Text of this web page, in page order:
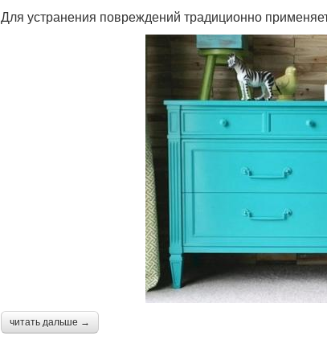
Для устранения повреждений традиционно
читать дальше →